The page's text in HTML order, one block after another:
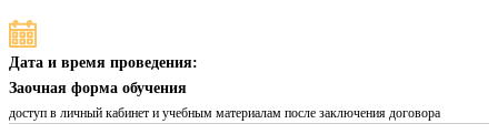
Дата и время проведения:
Заочная форма обучения
доступ в личный кабинет и учебным материалам после заключения договора